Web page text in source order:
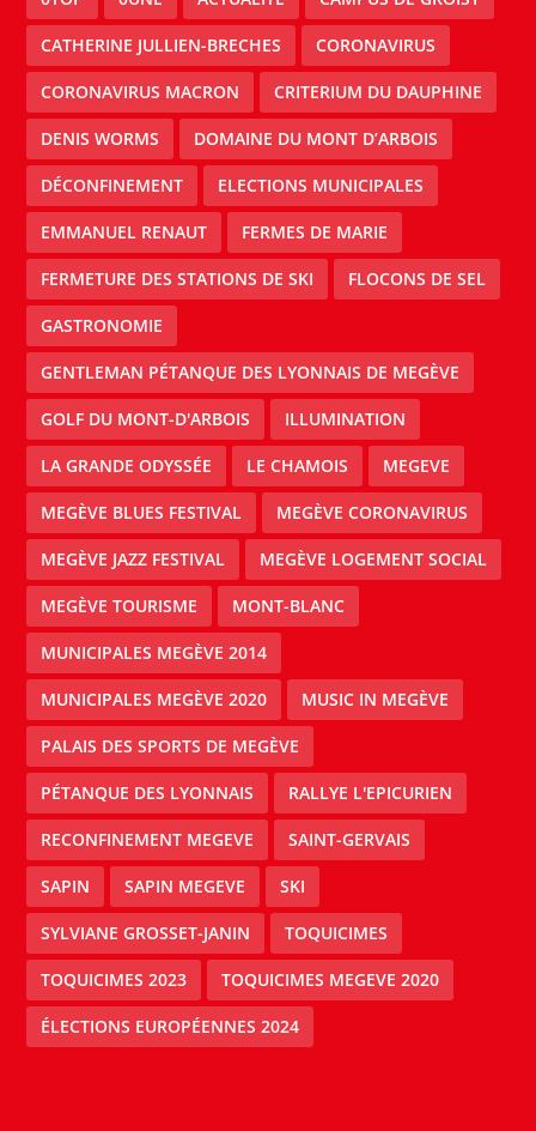
CATHERINE JULLIEN-BRECHES CORONAVIRUS
CORONAVIRUS MACRON CRITERIUM DU DAUPHINE
DENIS WORMS DOMAINE DU MONT D’ARBOIS
DÉCONFINEMENT ELECTIONS MUNICIPALES
EMMANUEL RENAUT FERMES DE MARIE
FERMETURE DES STATIONS DE SKI FLOCONS DE SEL
GASTRONOMIE
GENTLEMAN PÉTANQUE DES LYONNAIS DE MEGÈVE
GOLF DU MONT-D'ARBOIS ILLUMINATION
LA GRANDE ODYSSÉE LE CHAMOIS MEGEVE
MEGÈVE BLUES FESTIVAL MEGÈVE CORONAVIRUS
MEGÈVE JAZZ FESTIVAL MEGÈVE LOGEMENT SOCIAL
MEGÈVE TOURISME MONT-BLANC
MUNICIPALES MEGÈVE 2014
MUNICIPALES MEGÈVE 2020 MUSIC IN MEGÈVE
PALAIS DES SPORTS DE MEGÈVE
PÉTANQUE DES LYONNAIS RALLYE L'EPICURIEN
RECONFINEMENT MEGEVE SAINT-GERVAIS
SAPIN SAPIN MEGEVE SKI
SYLVIANE GROSSET-JANIN TOQUICIMES
TOQUICIMES 2023 TOQUICIMES MEGEVE 2020
ÉLECTIONS EUROPÉENNES 2024